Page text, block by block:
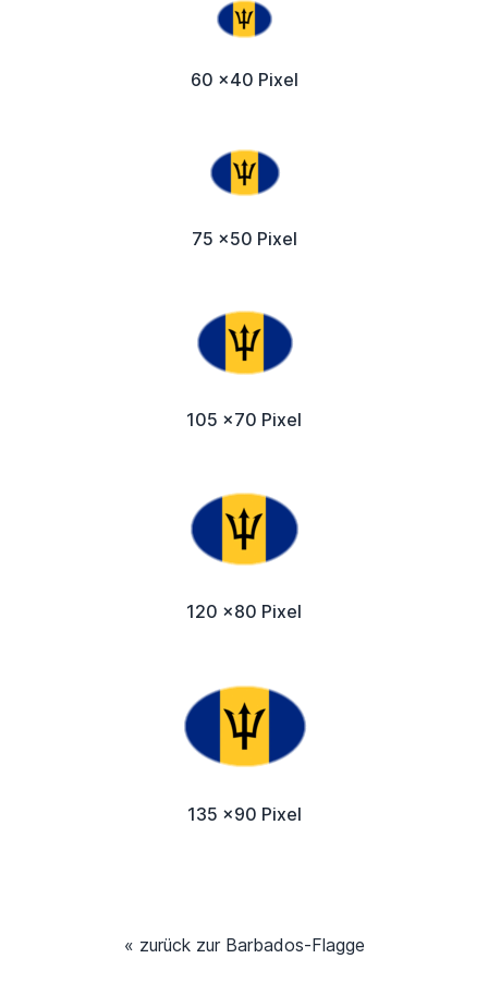
60 x40 Pixel
75 x50 Pixel
105 x70 Pixel
120 x80 Pixel
135 x90 Pixel
« zurück zur Barbados-Flagge